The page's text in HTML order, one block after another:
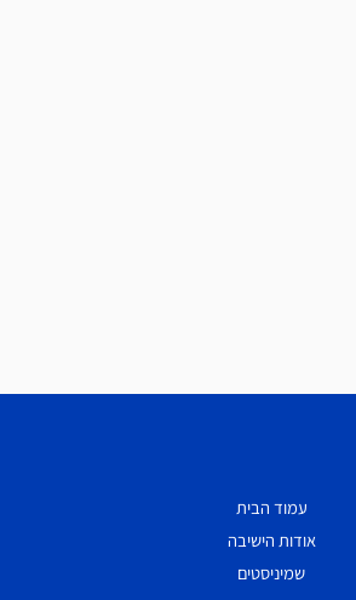
עמוד הבית
אודות הישיבה
שמיניסטים